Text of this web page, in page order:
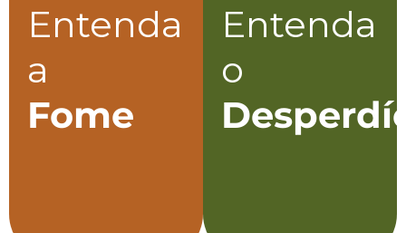
Entenda
a
Fome
Entenda
o